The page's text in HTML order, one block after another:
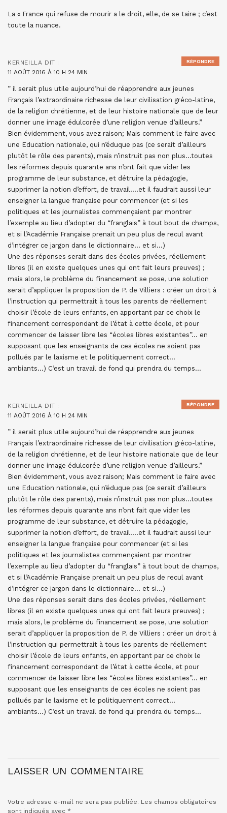
La « France qui refuse de mourir a le droit, elle, de se taire ; c’est
toute la nuance.
KERNEILLA DIT :
11 AOÛT 2016 À 10 H 24 MIN
” il serait plus utile aujourd’hui de réapprendre aux jeunes
Français l’extraordinaire richesse de leur civilisation gréco-latine,
de la religion chrétienne, et de leur histoire nationale que de leur
donner une image édulcorée d’une religion venue d’ailleurs.”
Bien évidemment, vous avez raison; Mais comment le faire avec
une Education nationale, qui n’éduque pas (ce serait d’ailleurs
plutôt le rôle des parents), mais n’instruit pas non plus…toutes
les réformes depuis quarante ans n’ont fait que vider les
programme de leur substance, et détruire la pédagogie,
supprimer la notion d’effort, de travail….et il faudrait aussi leur
enseigner la langue française pour commencer (et si les
politiques et les journalistes commençaient par montrer
l’exemple au lieu d’adopter du “franglais” à tout bout de champs,
et si l’Académie Française prenait un peu plus de recul avant
d’intégrer ce jargon dans le dictionnaire… et si…)
Une des réponses serait dans des écoles privées, réellement
libres (il en existe quelques unes qui ont fait leurs preuves) ;
mais alors, le problème du financement se pose, une solution
serait d’appliquer la proposition de P. de Villiers : créer un droit à
l’instruction qui permettrait à tous les parents de réellement
choisir l’école de leurs enfants, en apportant par ce choix le
financement correspondant de l’état à cette école, et pour
commencer de laisser libre les “écoles libres existantes”… en
supposant que les enseignants de ces écoles ne soient pas
pollués par le laxisme et le politiquement correct…
ambiants…) C’est un travail de fond qui prendra du temps…
RÉPONDRE
KERNEILLA DIT :
11 AOÛT 2016 À 10 H 24 MIN
” il serait plus utile aujourd’hui de réapprendre aux jeunes
Français l’extraordinaire richesse de leur civilisation gréco-latine,
de la religion chrétienne, et de leur histoire nationale que de leur
donner une image édulcorée d’une religion venue d’ailleurs.”
Bien évidemment, vous avez raison; Mais comment le faire avec
une Education nationale, qui n’éduque pas (ce serait d’ailleurs
plutôt le rôle des parents), mais n’instruit pas non plus…toutes
les réformes depuis quarante ans n’ont fait que vider les
programme de leur substance, et détruire la pédagogie,
supprimer la notion d’effort, de travail….et il faudrait aussi leur
enseigner la langue française pour commencer (et si les
politiques et les journalistes commençaient par montrer
l’exemple au lieu d’adopter du “franglais” à tout bout de champs,
et si l’Académie Française prenait un peu plus de recul avant
d’intégrer ce jargon dans le dictionnaire… et si…)
Une des réponses serait dans des écoles privées, réellement
libres (il en existe quelques unes qui ont fait leurs preuves) ;
mais alors, le problème du financement se pose, une solution
serait d’appliquer la proposition de P. de Villiers : créer un droit à
l’instruction qui permettrait à tous les parents de réellement
choisir l’école de leurs enfants, en apportant par ce choix le
financement correspondant de l’état à cette école, et pour
commencer de laisser libre les “écoles libres existantes”… en
supposant que les enseignants de ces écoles ne soient pas
pollués par le laxisme et le politiquement correct…
ambiants…) C’est un travail de fond qui prendra du temps…
RÉPONDRE
LAISSER UN COMMENTAIRE
Votre adresse e-mail ne sera pas publiée. Les champs obligatoires
sont indiqués avec *